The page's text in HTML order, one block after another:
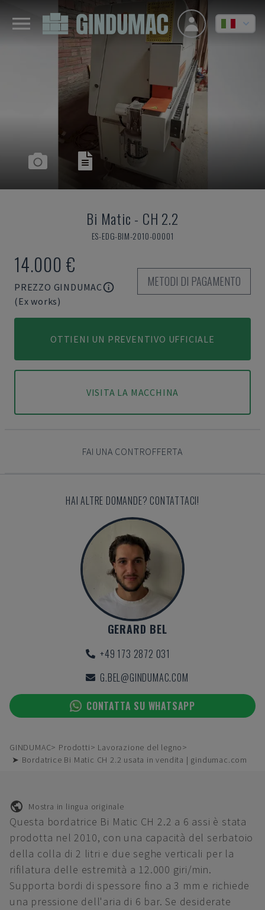
Bi Matic - CH 2.2
ES-EDG-BIM-2010-00001
14.000 €
PREZZO GINDUMAC
(Ex works)
METODI DI PAGAMENTO
OTTIENI UN PREVENTIVO UFFICIALE
VISITA LA MACCHINA
FAI UNA CONTROFFERTA
HAI ALTRE DOMANDE? CONTATTACI!
GERARD BEL
+49 173 2872 031
G.BEL@GINDUMAC.COM
CONTATTA SU WHATSAPP
GINDUMAC Prodotti
Lavorazione del legno
➤ Bordatrice Bi Matic CH 2.2 usata in vendita | gindumac.com
Mostra in lingua originale
Questa bordatrice Bi Matic CH 2.2 a 6 assi è stata
prodotta nel 2010, con una capacità del serbatoio
della colla di 2 litri e due seghe verticali per la
rifilatura delle estremità a 12.000 giri/min.
Supporta bordi di spessore fino a 3 mm e richiede
una pressione dell'aria di 6 bar. Se desiderate